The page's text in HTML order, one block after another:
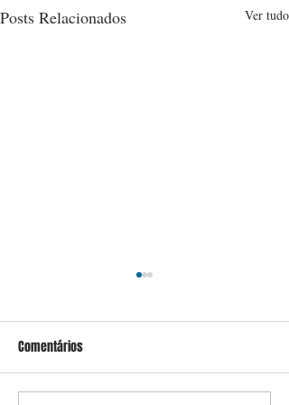
Posts Relacionados Ver tudo
Comentários